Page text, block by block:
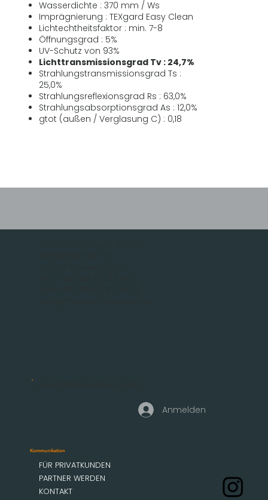
Wasserdichte : 370 mm / Ws
Imprägnierung : TEXgard Easy Clean
Lichtechtheitsfaktor : min. 7-8
Öffnungsgrad : 5%
UV-Schutz von 93%
Lichttransmissionsgrad Tv : 24,7%
Strahlungstransmissionsgrad Ts :
25,0%
Strahlungsreflexionsgrad Rs : 63,0%
Strahlungsabsorptionsgrad As : 12,0%
gtot (außen / Verglasung C) : 0,18
Kommunikation
FÜR PRIVATKUNDEN
PARTNER WERDEN
KONTAKT
Anmelden